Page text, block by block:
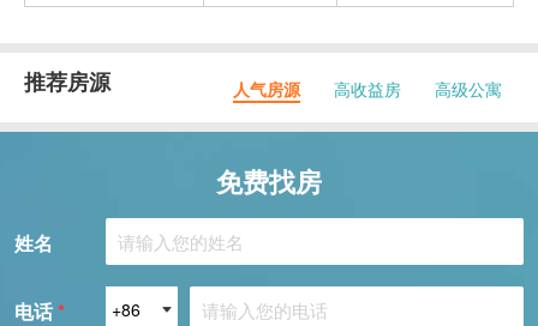
推荐房源 人气房源 高收益房 高级公寓
免费找房
姓名
电话*